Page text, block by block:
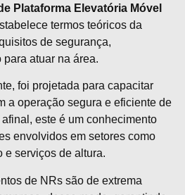
Plataforma Elevatória Móvel
termos teóricos da
de segurança,
atuar na área.
foi projetada para capacitar
a operação segura e eficiente de
este é um conhecimento
envolvidos em setores como
e serviços de altura.
de NRs são de extrema